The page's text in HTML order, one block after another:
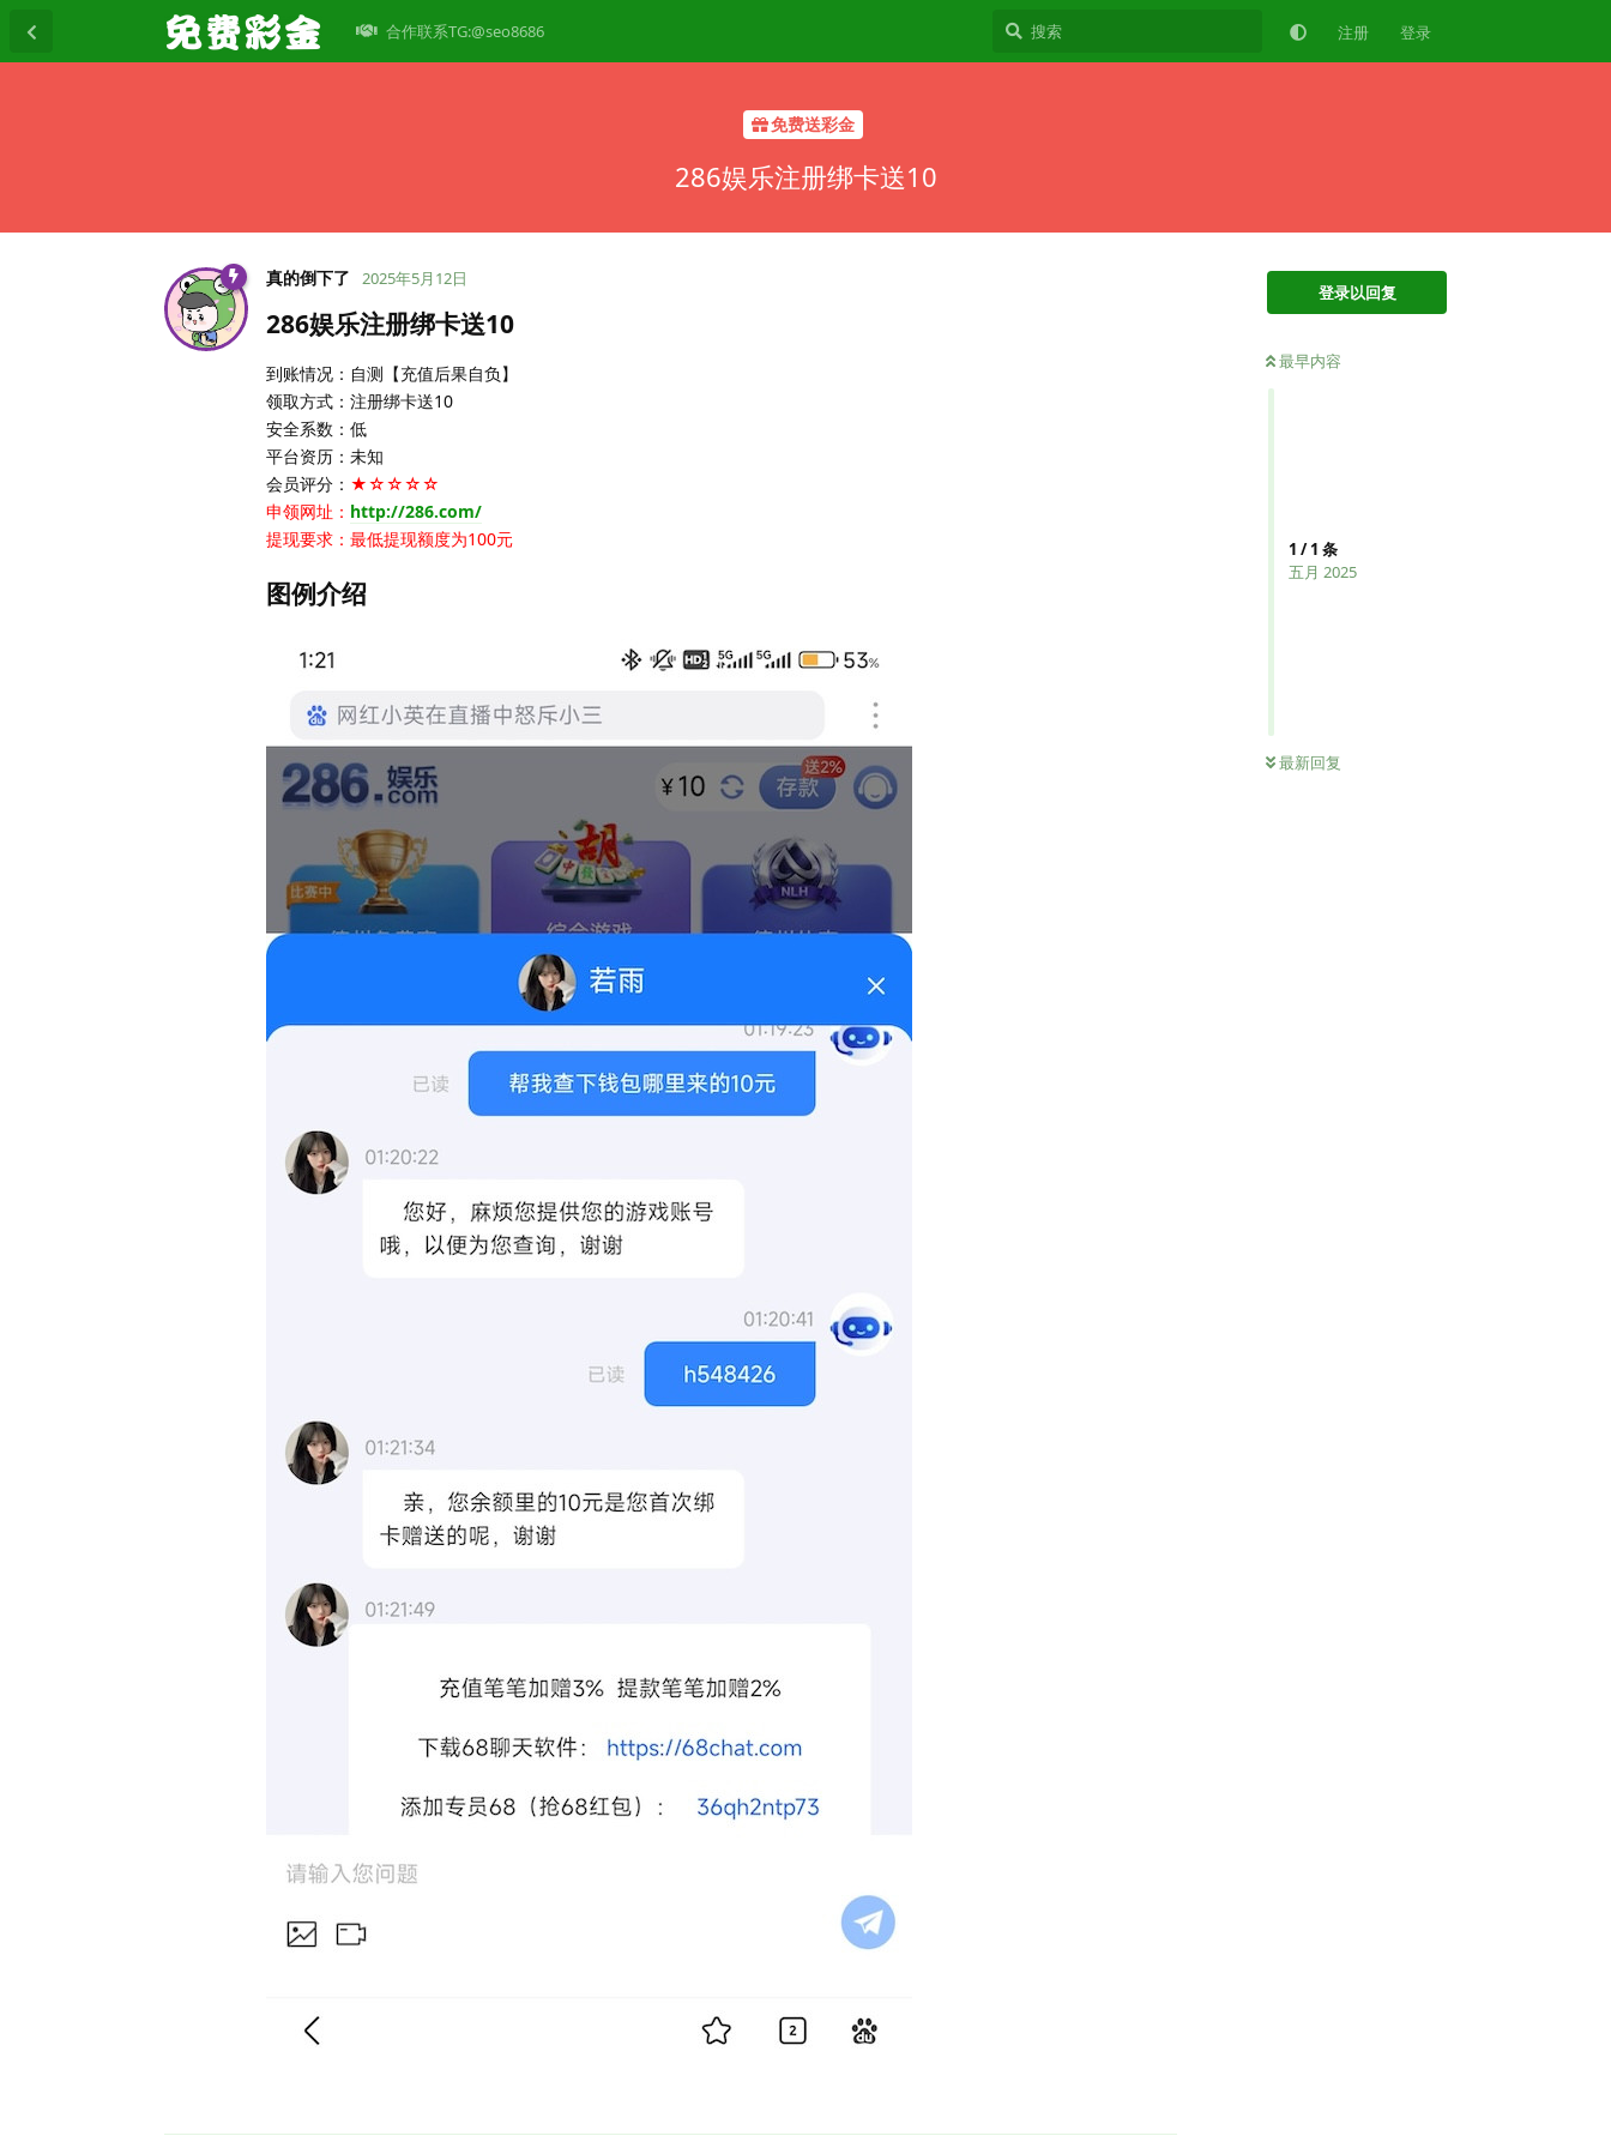
合作联系TG:@seo8686 注册 登录
免费送彩金
286娱乐注册绑卡送10
登录以回复
最早内容
1 /1 条
五月 2025
最新回复
真的倒下了 2025年5月12日
286娱乐注册绑卡送10
到账情况：自测【充值后果自负】
领取方式：注册绑卡送10
安全系数：低
平台资历：未知
会员评分： ★☆☆☆☆
申领网址： http://286.com/
提现要求：最低提现额度为100元
图例介绍